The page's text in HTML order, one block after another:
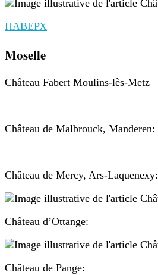
НАВЕРХ
Moselle
Château Fabert Moulins-lès-Metz
Château de Malbrouck, Manderen:
Château de Mercy, Ars-Laquenexy:
Château d’Ottange:
Château de Pange: